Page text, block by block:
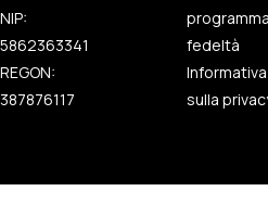
NIP:
5862363341
REGON:
387876117
programma
fedeltà
Informativa
sulla